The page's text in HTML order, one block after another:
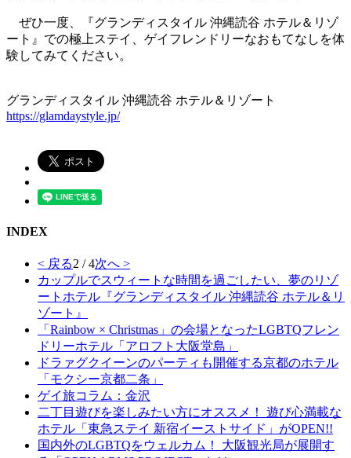
ぜひ一度、『グランディスタイル 沖縄読谷 ホテル＆リゾ
ート』での極上ステイ、ゲイフレンドリーなおもてなしを体
験してみてください。
グランディスタイル 沖縄読谷 ホテル＆リゾート
https://glamdaystyle.jp/
INDEX
< 戻る2 / 4次へ >
カップルでスウィートな時間を過ごしたい、夢のリゾ
ートホテル『グランディスタイル 沖縄読谷 ホテル＆リ
ゾート』
「Rainbow × Christmas」の会場となったLGBTQフレン
ドリーホテル「アロフト大阪堂島」
ドラァグクイーンのパーティも開催する京都のホテル
「モクシー京都二条」
ゲイ旅コラム：金沢
二丁目遊びを楽しみたい方にオススメ！ 遊び心満載な
ホテル「東急ステイ 新宿イーストサイド」がOPEN!!
国内外のLGBTQをウェルカム！ 大阪観光局が展開す